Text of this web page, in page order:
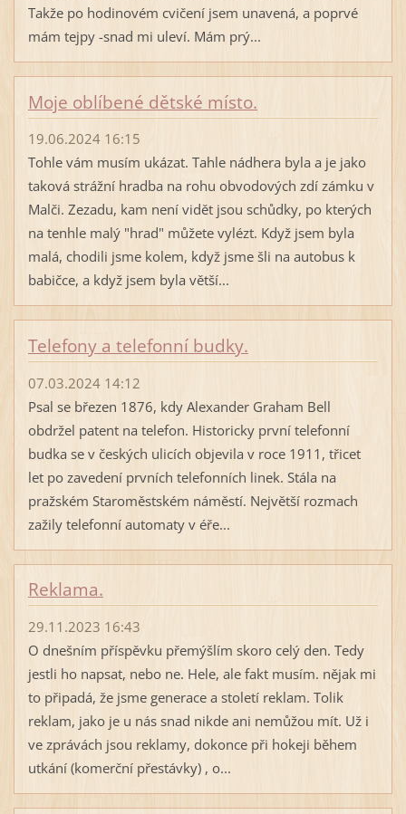
Takže po hodinovém cvičení jsem unavená, a poprvé
mám tejpy -snad mi uleví. Mám prý...
Moje oblíbené dětské místo.
19.06.2024 16:15
Tohle vám musím ukázat. Tahle nádhera byla a je jako
taková strážní hradba na rohu obvodových zdí zámku v
Malči. Zezadu, kam není vidět jsou schůdky, po kterých
na tenhle malý "hrad" můžete vylézt. Když jsem byla
malá, chodili jsme kolem, když jsme šli na autobus k
babičce, a když jsem byla větší...
Telefony a telefonní budky.
07.03.2024 14:12
Psal se březen 1876, kdy Alexander Graham Bell
obdržel patent na telefon. Historicky první telefonní
budka se v českých ulicích objevila v roce 1911, třicet
let po zavedení prvních telefonních linek. Stála na
pražském Staroměstském náměstí. Největší rozmach
zažily telefonní automaty v éře...
Reklama.
29.11.2023 16:43
O dnešním příspěvku přemýšlím skoro celý den. Tedy
jestli ho napsat, nebo ne. Hele, ale fakt musím. nějak mi
to připadá, že jsme generace a století reklam. Tolik
reklam, jako je u nás snad nikde ani nemůžou mít. Už i
ve zprávách jsou reklamy, dokonce při hokeji během
utkání (komerční přestávky) , o...